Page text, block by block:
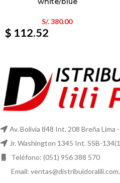
S/.380.00
$ 112.52
Av. Bolivia 848 Int. 208 Breña Lima -
Jr. Washington 1345 Int. SSB-
Teléfono: (051) 956 388 570
Email: